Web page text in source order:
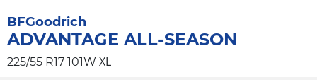
BFGoodrich
ADVANTAGE ALL-SEASON
225/55 R17 101W XL